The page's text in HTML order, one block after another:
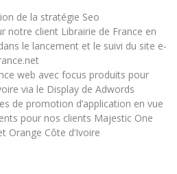
de la stratégie Seo
notre client Librairie de France en
le lancement et le suivi du site e-
web avec focus produits pour
via le Display de Adwords
de promotion d’application en vue
pour nos clients Majestic One
Orange Côte d’Ivoire